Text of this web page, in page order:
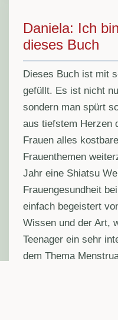
Daniela: Ich
dieses Buch
Dieses Buch ist mit
gefüllt. Es ist nicht
sondern man spürt
aus tiefstem Herzen
Frauen alles
Frauenthemen
Jahr eine Shiatsu
Frauengesundheit
einfach begeistert
Wissen und der Art,
Teenager ein sehr
dem Thema